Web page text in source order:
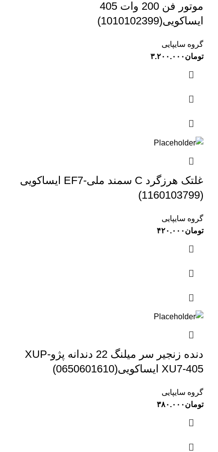
موتور فن 200 وات 405
ایساکویی(1010102399)
گروه سایپایی
تومان ۳.۲۰۰.۰۰۰
غلتک هرزگرد C سمند ملی-EF7 ایساکویی
(1160103799)
گروه سایپایی
تومان ۴۲۰.۰۰۰
دنده زنجیر سر میلنگ 22 دندانه پژوXUP-
XU7-405 ایساکویی(0650601610)
گروه سایپایی
تومان ۳۸۰.۰۰۰